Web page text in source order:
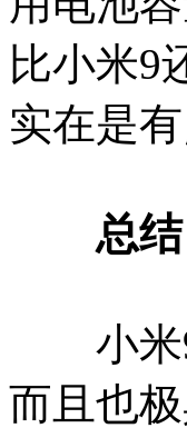
比小米9
实在是
总结
小米9
而且也